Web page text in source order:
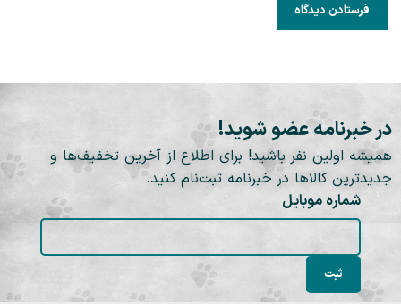
در خبرنامه عضو شوید!
همیشه اولین نفر باشید! برای اطلاع از آخرین تخفیف‌ها و
جدیدترین کالاها در خبرنامه ثبت‌نام کنید.
شماره موبایل